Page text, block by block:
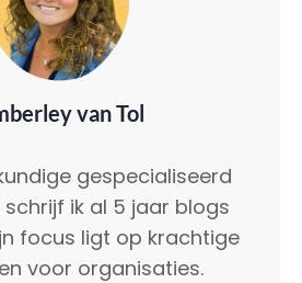
van Tol
gespecialiseerd
schrijf ik al 5 jaar blogs
focus ligt op krachtige
voor organisaties.